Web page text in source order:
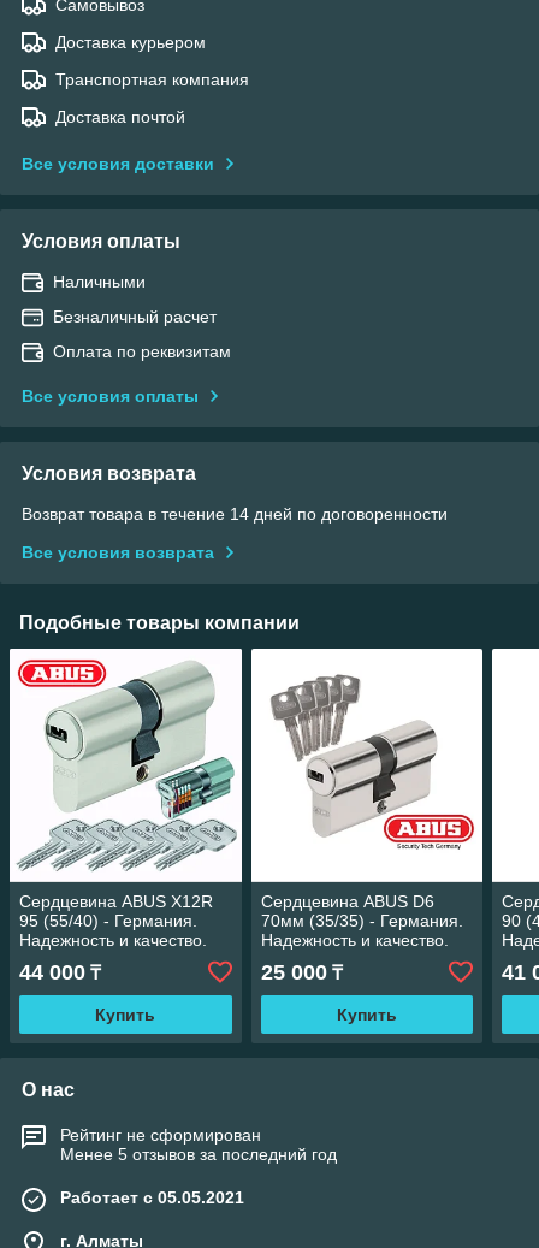
Самовывоз
Доставка курьером
Транспортная компания
Доставка почтой
Все условия доставки
Условия оплаты
Наличными
Безналичный расчет
Оплата по реквизитам
Все условия оплаты
Условия возврата
Возврат товара в течение 14 дней по договоренности
Все условия возврата
Подобные товары компании
Сердцевина ABUS X12R
95 (55/40) - Германия.
Надежность и качество.
44 000 ₸
Купить
Сердцевина ABUS D6
70мм (35/35) - Германия.
Надежность и качество.
25 000₸
Купить
90
41
О нас
Рейтинг не сформирован
Менее 5 отзывов за последний год
Работает с 05.05.2021
г. Алматы